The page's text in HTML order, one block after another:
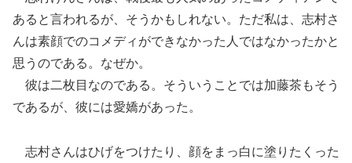
あると言われるが、そうかもしれない。ただ私は、志村さ
んは素顔でのコメディができなかった人ではなかったかと
思うのである。なぜか。
彼は二枚目なのである。そういうことでは加藤茶もそう
であるが、彼には愛嬌があった。
志村さんはひげをつけたり、顔をまっ白に塗りたくった